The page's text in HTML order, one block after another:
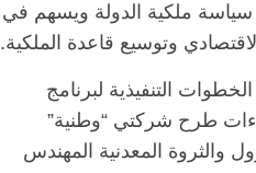
سياسة ملكية الدولة ويسهم في
وتوسيع قاعدة الملكية.
التنفيذية لبرنامج
طرح شركتي “وطنية”
والثروة المعدنية المهندس
مصر ناس وناس
على مائدة الإفطار.. يحيى
عبدالهادي فارس مقاومة
الذي دافع عن المال العام